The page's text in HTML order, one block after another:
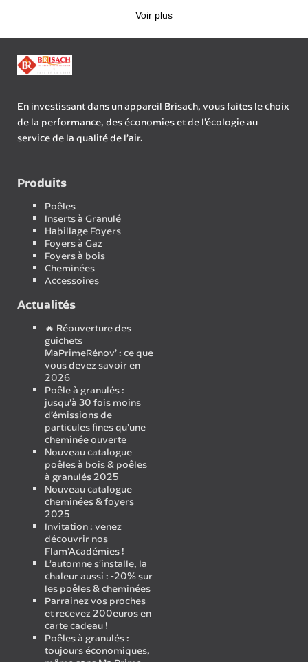
Voir plus
En investissant dans un appareil Brisach, vous faites le choix
de la performance, des économies et de l’écologie au
service de la qualité de l’air.
Produits
Poêles
Inserts à Granulé
Habillage Foyers
Foyers à Gaz
Foyers à bois
Cheminées
Accessoires
Actualités
🔥 Réouverture des
guichets
MaPrimeRénov’ : ce que
vous devez savoir en
2026
Poêle à granulés :
jusqu’à 30 fois moins
d’émissions de
particules fines qu’une
cheminée ouverte
Nouveau catalogue
poêles à bois & poêles
à granulés 2025
Nouveau catalogue
cheminées & foyers
2025
Invitation : venez
découvrir nos
Flam’Académies !
L’automne s’installe, la
chaleur aussi : -20% sur
les poêles & cheminées
Parrainez vos proches
et recevez 200euros en
carte cadeau !
Poêles à granulés :
toujours économiques,